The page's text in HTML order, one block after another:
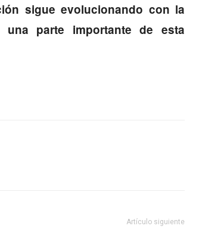
sigue evolucionando con la
parte importante de esta
Artículo siguiente